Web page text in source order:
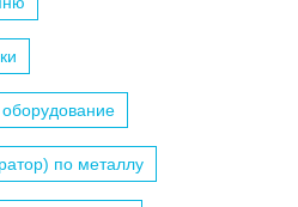
по металлу